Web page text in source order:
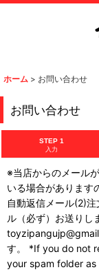
ホーム > お問い合わせ
お問い合わせ
STEP 1
入力
※当店からのメール
いる場合があります
自動返信メール(2)
ル（必ず）お送りし
す。 *If you do not
your spam folder